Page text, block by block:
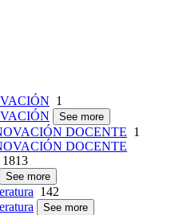
1
See more
DOCENTE 1
DOCENTE
1813
See more
142
See more